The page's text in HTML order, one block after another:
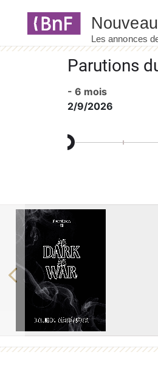
Parutions
- 6 mois
2/9/2026
Previous